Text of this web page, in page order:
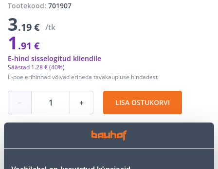
Tootekood: 701907
3.19 € /tk
1 .91 €
E-poe erihinnad võivad erineda tavakaupluse hindadest
Säästad 1.28 €(40%)
E-hind sisselogitud kliendile
− + LISA OSTUKORVI